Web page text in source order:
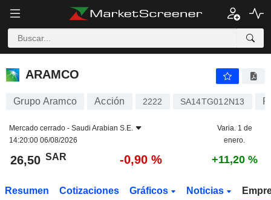
ARAMCO
ARAMCO
Grupo Aramco Acción 2222 SA14TG012N13
Mercado cerrado - Saudi Arabian S.E.
14:20:00 06/08/2026
Varia. 1 de
enero.
26,50 SAR -0,90 % +11,20 %
Resumen Cotizaciones Gráficos Noticias